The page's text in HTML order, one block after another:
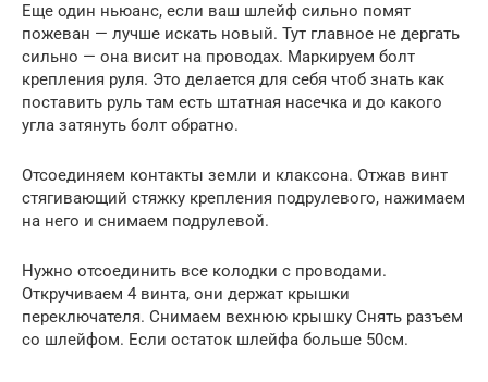
Еще один ньюанс, если ваш шлейф сильно помят
пожеван — лучше искать новый. Тут главное не дергать
сильно — она висит на проводах. Маркируем болт
крепления руля. Это делается для себя чтоб знать как
поставить руль там есть штатная насечка и до какого
угла затянуть болт обратно.
Отсоединяем контакты земли и клаксона. Отжав винт
стягивающий стяжку крепления подрулевого, нажимаем
на него и снимаем подрулевой.
Нужно отсоединить все колодки с проводами.
Откручиваем 4 винта, они держат крышки
переключателя. Снимаем вехнюю крышку Снять разъем
со шлейфом. Если остаток шлейфа больше 50см.